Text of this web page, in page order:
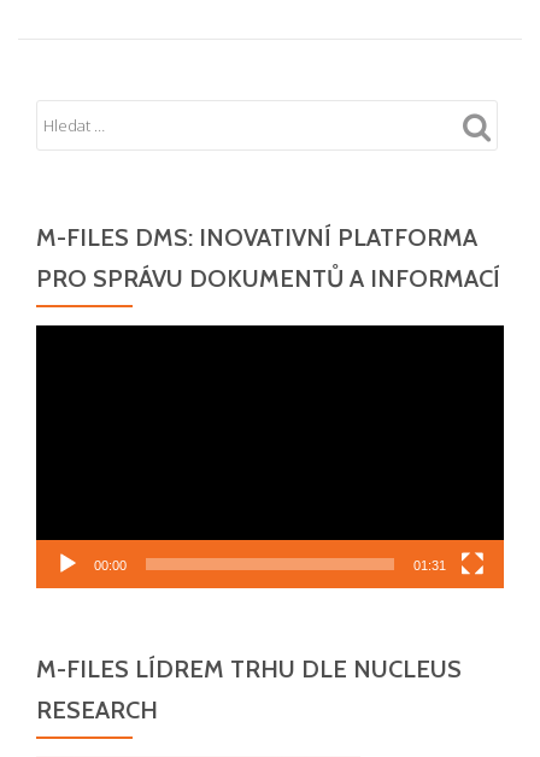
M-FILES DMS: INOVATIVNÍ PLATFORMA
PRO SPRÁVU DOKUMENTŮ A INFORMACÍ
00:00 01:31
M-FILES LÍDREM TRHU DLE NUCLEUS
RESEARCH